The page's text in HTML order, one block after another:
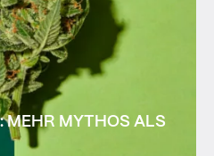
MEHR MYTHOS ALS